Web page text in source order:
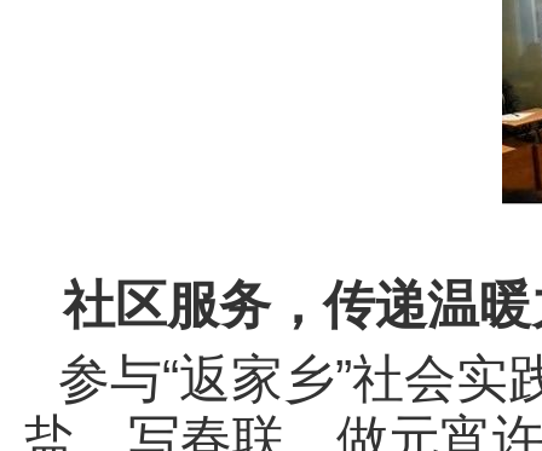
社区服务，传递温
参与“返家乡”社会
盐、写春联、做元宵